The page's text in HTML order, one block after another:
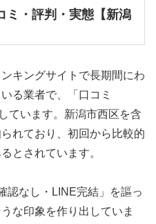
ミ・評判・実態【新潟
キングサイトで長期間にわ
る業者で、「口コミ
ています。新潟市西区を含
れており、初回から比較的
とされています。
認なし・LINE完結」を謳っ
な印象を作り出していま